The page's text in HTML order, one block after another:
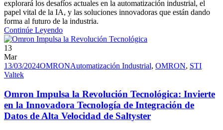
explorará los desafíos actuales en la automatización industrial, el
papel vital de la IA, y las soluciones innovadoras que están dando
forma al futuro de la industria.
Continúe Leyendo
13
Mar
13/03/2024OMRONAutomatización Industrial, OMRON, STI
Valtek
Omron Impulsa la Revolución Tecnológica: Invierte
en la Innovadora Tecnología de Integración de
Datos de Alta Velocidad de Saltyster